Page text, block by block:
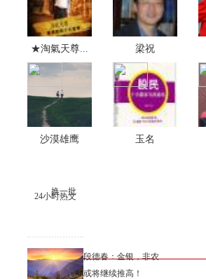
★淘氣天尊... 梁祝
沙漠雄鹰 玉名
24小时热文
换一批
段德春：金银，非农
或将继续推高！